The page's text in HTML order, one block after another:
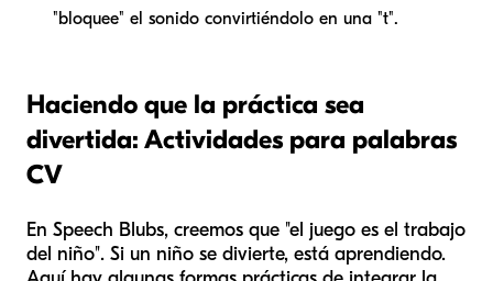
"bloquee" el sonido convirtiéndolo en una "t".
Haciendo que la práctica sea
divertida: Actividades para palabras
CV
En Speech Blubs, creemos que "el juego es el trabajo
del niño". Si un niño se divierte, está aprendiendo.